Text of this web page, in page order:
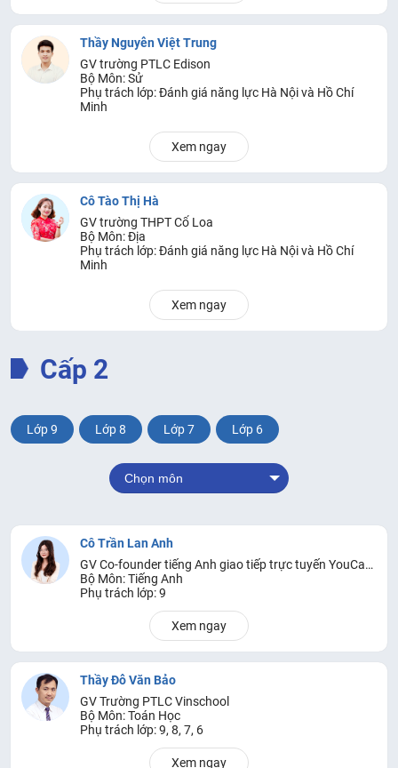
Thầy Nguyễn Việt Trung
GV trường PTLC Edison
Bộ Môn: Sử
Phụ trách lớp: Đánh giá năng lực Hà Nội và Hồ Chí
Minh
Xem ngay
Cô Tào Thị Hà
GV trường THPT Cổ Loa
Bộ Môn: Địa
Phụ trách lớp: Đánh giá năng lực Hà Nội và Hồ Chí
Minh
Xem ngay
Cấp 2
Lớp 9 Lớp 8 Lớp 7 Lớp 6
Chọn môn
Cô Trần Lan Anh
GV Co-founder tiếng Anh giao tiếp trực tuyến YouCan English
Bộ Môn: Tiếng Anh
Phụ trách lớp: 9
Xem ngay
Thầy Đỗ Văn Bảo
GV Trường PTLC Vinschool
Bộ Môn: Toán Học
Phụ trách lớp: 9, 8, 7, 6
Xem ngay